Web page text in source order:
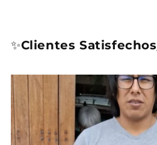
✨Clientes Satisfechos